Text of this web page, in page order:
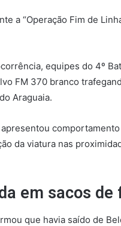
a “Operação Fim de
equipes do 4º
FM 370 branco
Araguaia.
da viatura nas
em sacos de
que havia saído de